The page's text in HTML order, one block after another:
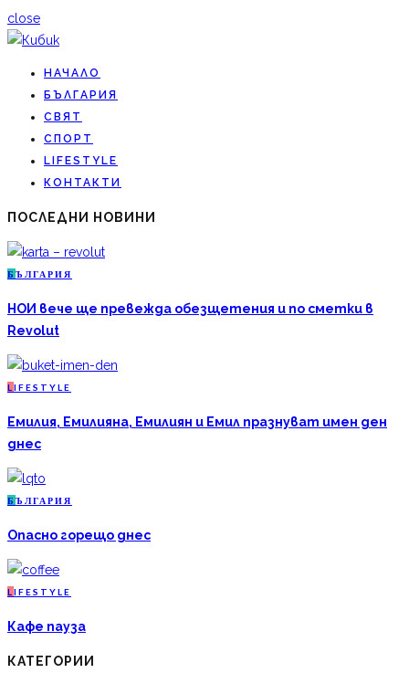
close
НАЧАЛО
БЪЛГАРИЯ
СВЯТ
СПОРТ
LIFESTYLE
КОНТАКТИ
ПОСЛЕДНИ НОВИНИ
Б ЪЛГАРИЯ
НОИ вече ще превежда обезщетения и по сметки в
Revolut
L IFESTYLE
Емилия, Емилияна, Емилиян и Емил празнуват имен ден
днес
Б ЪЛГАРИЯ
Опасно горещо днес
L IFESTYLE
Кафе пауза
КАТЕГОРИИ